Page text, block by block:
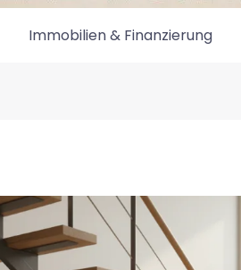
Immobilien & Finanzierung